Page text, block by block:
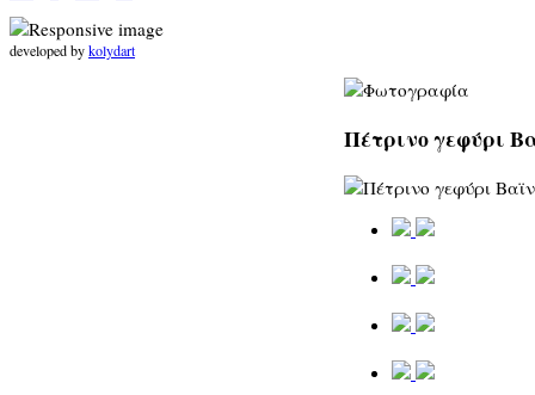
developed bykolydart
Πέτρινο γεφύρι